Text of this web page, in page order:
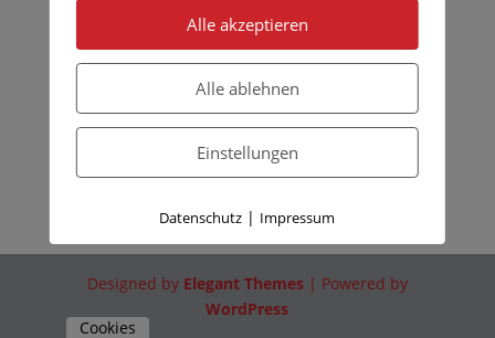
Designed by Elegant Themes| Powered by
WordPress
Cookies
Alle akzeptieren
Alle ablehnen
Einstellungen
Datenschutz | Impressum